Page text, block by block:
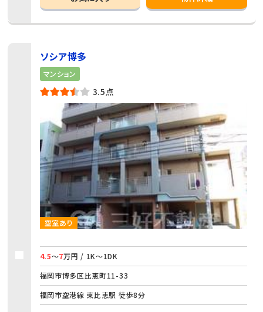
ソシア博多
マンション
3.5点
空室あり
4.5～7万円 / 1K～1DK
福岡市博多区比恵町11-33
福岡市空港線 東比恵駅 徒歩8分